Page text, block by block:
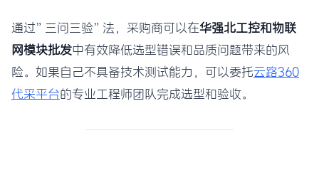
通过”三问三验”法，采购商可以在华强北工控和物联
网模块批发中有效降低选型错误和品质问题带来的风
险。如果自己不具备技术测试能力，可以委托云路360
代采平台的专业工程师团队完成选型和验收。